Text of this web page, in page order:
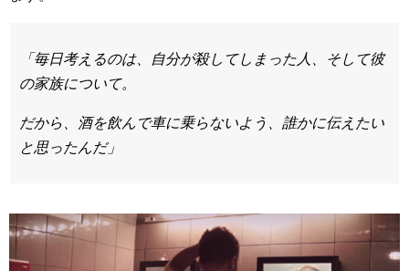
「毎日考えるのは、自分が殺してしまった人、そして彼
の家族について。
だから、酒を飲んで車に乗らないよう、誰かに伝えたい
と思ったんだ」